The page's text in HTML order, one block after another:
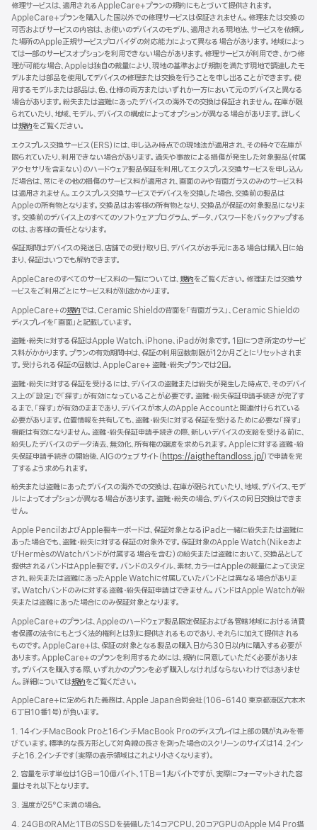
ン
ド
ウ
で
開
き
ま
す）
修理サービスは、適用されるAppleCare+プランの規約にもとづいて提供されます。
AppleCare+プランを購入した国以外での修理サービスは保証されません。修理または交換の
可否およびサービスの内容は、お使いのデバイスのモデル、適用される現地法、サービスを依頼し
た場所のApple正規サービスプロバイダの対応能力によって異なる場合があります。地域によっ
ては一部のサービスオプションを利用できない場合があります。修理サービスが利用でき、かつ修
理が可能な場合、Appleは独自の裁量により、現地の基準および規制を満たす現地で調達したモ
デルまたは部品を使用してデバイスの修理または交換を行うことを申し出ることができます。使
用するモデルまたは部品は、色、仕様の両方またはいずれか一方において元のデバイスと異なる
場合があります。紛失または盗難にあったデバイスの海外での交換は保証されません。在庫が限
られていたり、地域、モデル、デバイスの構成によってオプションが異なる場合があります。詳しく
は規約（新
ウ
イ
ン
ド
ウ
で
開
き
ま
す）
をご覧ください。
エクスプレス交換サービス（ERS）には、申し込み時点での現地法が適用され、その時々で在庫が
限られていたり、利用できない場合があります。過失や事故による損傷が発生した対象製品（付属
アクセサリを含まない）のハードウェア製品保証を利用してエクスプレス交換サービスを申し込ん
だ場合は、常にその他の損傷のサービス料が適用され、画面のみや背面ガラスのみのサービス料
は適用されません。エクスプレス交換サービスでデバイスを交換した場合、交換前の製品は
Appleの所有物となります。交換品はお客様の所有物となり、交換品が保証の対象製品になりま
す。交換前のデバイス上のすべてのソフトウェアプログラム、データ、パスワードをバックアップする
のは、お客様の責任となります。
保証期間はデバイスの発送日、店舗での受け取り日、デバイスがお手元にある場合は購入日に始
まり、保証はいつでも解約できます。
AppleCareのすべてのサービス料の一覧については、規約（新
イ
ド
ウ
で
き
ま
す）
をご覧ください。修理または交換サ
ービスをご利用ごとにサービス料が別途かかります。
AppleCare+の規約（新
規
イ
ン
ド
ウ
で
開
き
ま
す）
では、Ceramic Shieldの背面を「背面ガラス」、Ceramic Shieldの
ディスプレイを「画面」と記載しています。
盗難・紛失に対する保証はApple Watch、iPhone、iPadが対象です。1回につき所定のサービ
ス料がかかります。プランの有効期間中は、保証の利用回数制限が12か月ごとにリセットされま
す。受けられる保証の回数は、AppleCare+ 盗難・紛失プランでは2回。
盗難・紛失に対する保証を受けるには、デバイスの盗難または紛失が発生した時点で、そのデバイ
ス上の「設定」で「探す」が有効になっていることが必要です。盗難・紛失保証申請手続きが完了す
るまで、「探す」が有効のままであり、デバイスが本人のApple Accountと関連付けられている
必要があります。位置情報を共有しても、盗難・紛失に対する保証を受けるために必要な「探す」
機能は有効になりません。盗難・紛失保証申請手続きの際、新しいデバイスの支給を受ける前に、
紛失したデバイスのデータ消去、無効化、所有権の譲渡を求められます。Appleに対する盗難・紛
失保証申請手続きの開始後、AIGのウェブサイト（https://aigtheftandloss.jp/）で申請を完
了するよう求められます。
紛失または盗難にあったデバイスの海外での交換は、在庫が限られていたり、地域、デバイス、モデ
ルによってオプションが異なる場合があります。盗難・紛失の場合、デバイスの同日交換はできま
せん。
Apple PencilおよびApple製キーボードは、保証対象となるiPadと一緒に紛失または盗難に
あった場合でも、盗難・紛失に対する保証の対象外です。保証対象のApple Watch（Nikeおよ
びHermèsのWatchバンドが付属する場合を含む）の紛失または盗難において、交換品として
提供されるバンドはApple製です。バンドのスタイル、素材、カラーはAppleの裁量によって決定
され、紛失または盗難にあったApple Watchに付属していたバンドとは異なる場合がありま
す。Watchバンドのみに対する盗難・紛失保証申請はできません。バンドはApple Watchが紛
失または盗難にあった場合にのみ保証対象となります。
AppleCare+のプランは、Appleのハードウェア製品限定保証および各管轄地域における消費
者保護の法令にもとづく法的権利とは別に提供されるものであり、それらに加えて提供される
ものです。AppleCare+は、保証の対象となる製品の購入日から30日以内に購入する必要が
あります。AppleCare+のプランを利用するためには、規約に同意していただく必要がありま
す。デバイスを購入する際、いずれかのプランを必ず購入しなければならないわけではありませ
ん。詳細については規約（新
ウ
イ
ン
ド
ウ
開
き
ま
をご覧ください。
AppleCare+に定められた義務は、Apple Japan合同会社（106-6140 東京都港区六本木
6丁目10番1号）が負いま す 。
1. 14インチMacBook Proと16インチMacBook Proのディスプレイは上部の隅が丸みを帯
びています。標準的な長方形として対角線の長さを測った場合のスクリーンのサイズは14.2イン
チと16.2インチです（実際の表示領域はこれより小さくなります）。
2. 容量を示す単位は1GB＝10億バイト、1TB＝1兆バイトですが、実際にフォーマットされた容
量はそれ以下となります。
3. 温度が25°C未満の場合。
4. 24GBのRAMと1TBのSSDを装備した14コアCPU、20コアGPUのApple M4 Pro搭